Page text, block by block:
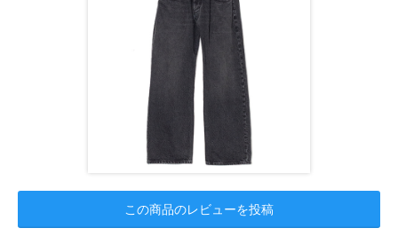
この商品のレビューを投稿